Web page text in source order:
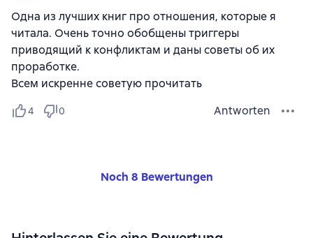
Одна из лучших книг про отношения, которые я
читала. Очень точно обобщены триггеры
приводящий к конфликтам и даны советы об их
проработке.
Всем искренне советую прочитать
4 0 Antworten
Noch 8 Bewertungen